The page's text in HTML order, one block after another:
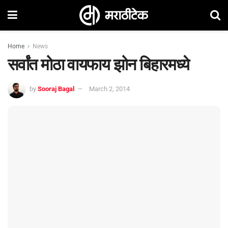
Home News
सर्वांत मोठा वायफाय झोन बिहारमध्ये
by Sooraj Bagal March 2, 2014